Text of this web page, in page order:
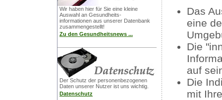
Wir haben hier für Sie eine kleine
Auswahl an Gesundheits-
informationen aus unserer Datenbank
zusammengestellt!
Zu den Gesundheitsnews ...
Der Schutz der personenbezogenen
Daten unserer Nutzer ist uns wichtig.
Datenschutz
Das
eine
Die
auf
Die
mit